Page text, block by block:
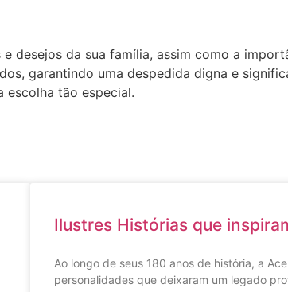
desejos da sua família, assim como a
garantindo uma despedida digna e
escolha tão especial.
Ilustres Histórias que
Ao longo de seus 180 anos de história, a
personalidades que deixaram um legado